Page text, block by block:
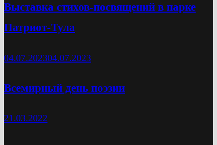
Выставка стихов-посвящений в парке
Патриот-Тула
04.07.202304.07.2023
Всемирный день поэзии
21.03.2022